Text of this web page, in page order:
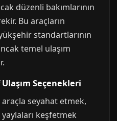
düzenli bakımlarının
Bu araçların
standartlarının
temel ulaşım
Seçenekleri
araçla seyahat etmek,
keşfetmek